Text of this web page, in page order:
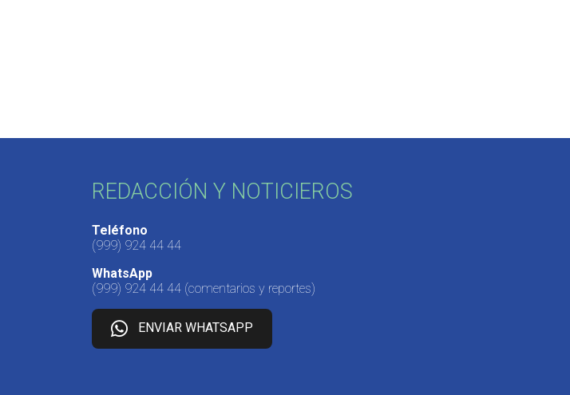
REDACCIÓN Y NOTICIEROS
Teléfono
(999) 924 44 44
WhatsApp
(999) 924 44 44 (comentarios y reportes)
ENVIAR WHATSAPP